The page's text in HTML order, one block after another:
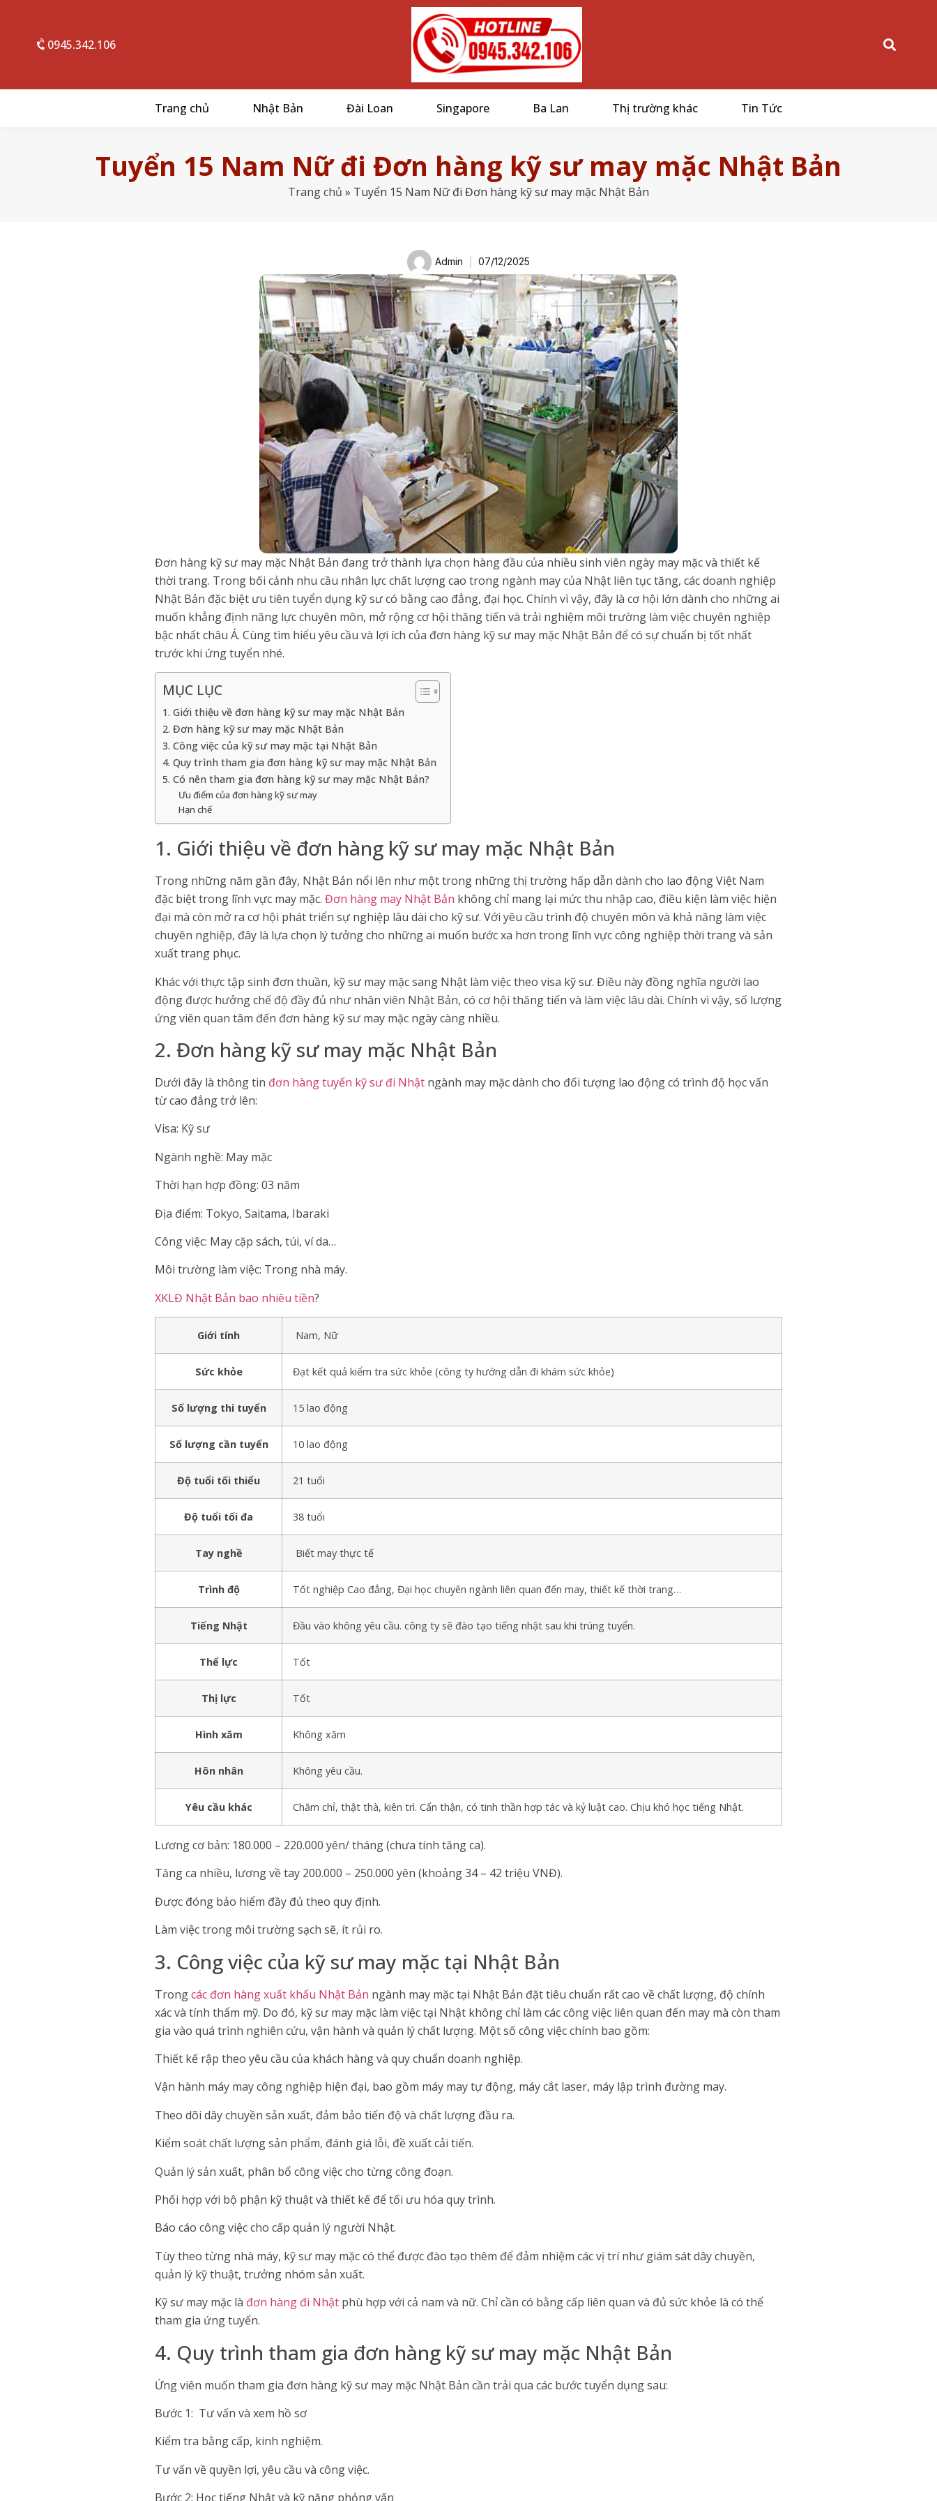
0945.342.106
Trang chủ Nhật Bản Đài Loan Singapore Ba Lan Thị trường khác Tin Tức
Tuyển 15 Nam Nữ đi Đơn hàng kỹ sư may mặc Nhật Bản
Trang chủ » Tuyển 15 Nam Nữ đi Đơn hàng kỹ sư may mặc Nhật Bản
Admin 07/12/2025
Đơn hàng kỹ sư may mặc Nhật Bản đang trở thành lựa chọn hàng đầu của nhiều sinh viên ngày may mặc và thiết kế
thời trang. Trong bối cảnh nhu cầu nhân lực chất lượng cao trong ngành may của Nhật liên tục tăng, các doanh nghiệp
Nhật Bản đặc biệt ưu tiên tuyển dụng kỹ sư có bằng cao đẳng, đại học. Chính vì vậy, đây là cơ hội lớn dành cho những ai
muốn khẳng định năng lực chuyên môn, mở rộng cơ hội thăng tiến và trải nghiệm môi trường làm việc chuyên nghiệp
bậc nhất châu Á. Cùng tìm hiểu yêu cầu và lợi ích của đơn hàng kỹ sư may mặc Nhật Bản để có sự chuẩn bị tốt nhất
trước khi ứng tuyển nhé.
MỤC LỤC
1. Giới thiệu về đơn hàng kỹ sư may mặc Nhật Bản
2. Đơn hàng kỹ sư may mặc Nhật Bản
3. Công việc của kỹ sư may mặc tại Nhật Bản
4. Quy trình tham gia đơn hàng kỹ sư may mặc Nhật Bản
5. Có nên tham gia đơn hàng kỹ sư may mặc Nhật Bản?
Ưu điểm của đơn hàng kỹ sư may
Hạn chế
1. Giới thiệu về đơn hàng kỹ sư may mặc Nhật Bản
Trong những năm gần đây, Nhật Bản nổi lên như một trong những thị trường hấp dẫn dành cho lao động Việt Nam
đặc biệt trong lĩnh vực may mặc. Đơn hàng may Nhật Bản không chỉ mang lại mức thu nhập cao, điều kiện làm việc hiện
đại mà còn mở ra cơ hội phát triển sự nghiệp lâu dài cho kỹ sư. Với yêu cầu trình độ chuyên môn và khả năng làm việc
chuyên nghiệp, đây là lựa chọn lý tưởng cho những ai muốn bước xa hơn trong lĩnh vực công nghiệp thời trang và sản
xuất trang phục.
Khác với thực tập sinh đơn thuần, kỹ sư may mặc sang Nhật làm việc theo visa kỹ sư. Điều này đồng nghĩa người lao
động được hưởng chế độ đầy đủ như nhân viên Nhật Bản, có cơ hội thăng tiến và làm việc lâu dài. Chính vì vậy, số lượng
ứng viên quan tâm đến đơn hàng kỹ sư may mặc ngày càng nhiều.
2. Đơn hàng kỹ sư may mặc Nhật Bản
Dưới đây là thông tin đơn hàng tuyển kỹ sư đi Nhật ngành may mặc dành cho đối tượng lao động có trình độ học vấn
từ cao đẳng trở lên:
Visa: Kỹ sư
Ngành nghề: May mặc
Thời hạn hợp đồng: 03 năm
Địa điểm: Tokyo, Saitama, Ibaraki
Công việc: May cặp sách, túi, ví da…
Môi trường làm việc: Trong nhà máy.
XKLĐ Nhật Bản bao nhiêu tiền?
Giới tính Nam, Nữ
Sức khỏe Đạt kết quả kiểm tra sức khỏe (công ty hướng dẫn đi khám sức khỏe)
Số lượng thi tuyển 15 lao động
Số lượng cần tuyển 10 lao động
Độ tuổi tối thiểu 21 tuổi
Độ tuổi tối đa 38 tuổi
Tay nghề Biết may thực tế
Trình độ Tốt nghiệp Cao đẳng, Đại học chuyên ngành liên quan đến may, thiết kế thời trang…
Tiếng Nhật Đầu vào không yêu cầu. công ty sẽ đào tạo tiếng nhật sau khi trúng tuyển.
Thể lực Tốt
Thị lực Tốt
Hình xăm Không xăm
Hôn nhân Không yêu cầu.
Yêu cầu khác Chăm chỉ, thật thà, kiên trì. Cẩn thận, có tinh thần hợp tác và kỷ luật cao. Chịu khó học tiếng Nhật.
Lương cơ bản: 180.000 – 220.000 yên/ tháng (chưa tính tăng ca).
Tăng ca nhiều, lương về tay 200.000 – 250.000 yên (khoảng 34 – 42 triệu VNĐ).
Được đóng bảo hiểm đầy đủ theo quy định.
Làm việc trong môi trường sạch sẽ, ít rủi ro.
3. Công việc của kỹ sư may mặc tại Nhật Bản
Trongcác đơn hàng xuất khẩu Nhật Bản ngành may mặc tại Nhật Bản đặt tiêu chuẩn rất cao về chất lượng, độ chính
xác và tính thẩm mỹ. Do đó, kỹ sư may mặc làm việc tại Nhật không chỉ làm các công việc liên quan đến may mà còn tham
gia vào quá trình nghiên cứu, vận hành và quản lý chất lượng. Một số công việc chính bao gồm:
Thiết kế rập theo yêu cầu của khách hàng và quy chuẩn doanh nghiệp.
Vận hành máy may công nghiệp hiện đại, bao gồm máy may tự động, máy cắt laser, máy lập trình đường may.
Theo dõi dây chuyền sản xuất, đảm bảo tiến độ và chất lượng đầu ra.
Kiểm soát chất lượng sản phẩm, đánh giá lỗi, đề xuất cải tiến.
Quản lý sản xuất, phân bổ công việc cho từng công đoạn.
Phối hợp với bộ phận kỹ thuật và thiết kế để tối ưu hóa quy trình.
Báo cáo công việc cho cấp quản lý người Nhật.
Tùy theo từng nhà máy, kỹ sư may mặc có thể được đào tạo thêm để đảm nhiệm các vị trí như giám sát dây chuyền,
quản lý kỹ thuật, trưởng nhóm sản xuất.
Kỹ sư may mặc là đơn hàng đi Nhật phù hợp với cả nam và nữ. Chỉ cần có bằng cấp liên quan và đủ sức khỏe là có thể
tham gia ứng tuyển.
4. Quy trình tham gia đơn hàng kỹ sư may mặc Nhật Bản
Ứng viên muốn tham gia đơn hàng kỹ sư may mặc Nhật Bản cần trải qua các bước tuyển dụng sau:
Bước 1: Tư vấn và xem hồ sơ
Kiểm tra bằng cấp, kinh nghiệm.
Tư vấn về quyền lợi, yêu cầu và công việc.
Bước 2: Học tiếng Nhật và kỹ năng phỏng vấn